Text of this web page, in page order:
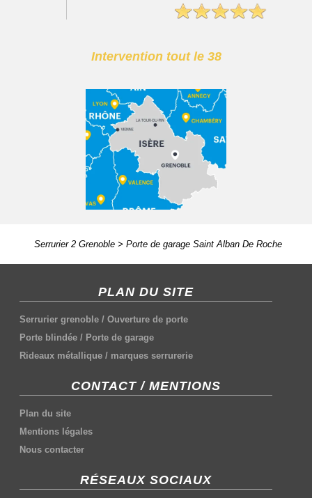
Intervention tout le 38
Serrurier 2 Grenoble> Porte de garage Saint Alban De Roche
PLAN DU SITE
Serrurier grenoble /Ouverture de porte
Porte blindée / Porte de garage
Rideaux métallique / marques serrurerie
CONTACT / MENTIONS
Plan du site
Mentions légales
Nous contacter
RÉSEAUX SOCIAUX